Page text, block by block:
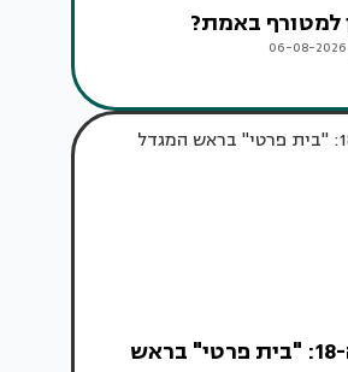
למטורף באמת?
06-08-2026
וילה בקומה ה-18: "בית פרטי" בראש